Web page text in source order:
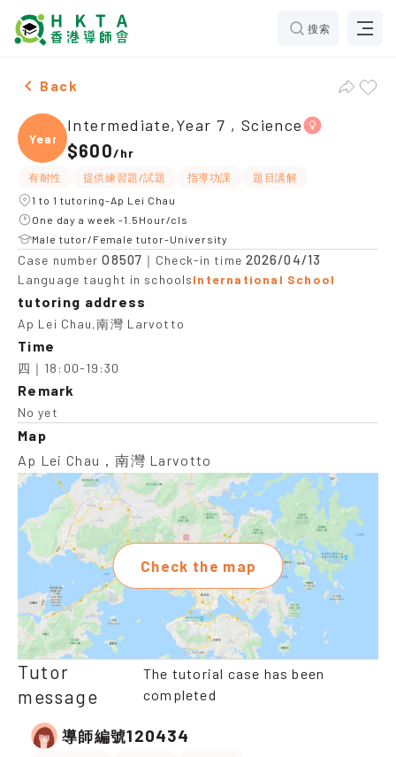
搜索
Female Intermediate,Year 7 , Science ，Ap Lei Chau
Back
Year
Intermediate,Year 7 , Science
$600/hr
有耐性 提供練習題/試題 指導功課
題目講解
1 to 1 tutoring-Ap Lei Chau
One day a week -1.5Hour/cls
Male tutor/Female tutor-University
Case numberO8507 ｜Check-in time 2026/04/13
Language taught in schoolsInternational School
tutoring address
Ap Lei Chau,南灣 Larvotto
Time
四｜18:00-19:30
Remark
No yet
Map
Ap Lei Chau，南灣 Larvotto
Check the map
Tutor
message
The tutorial case has been
completed
導師編號120434